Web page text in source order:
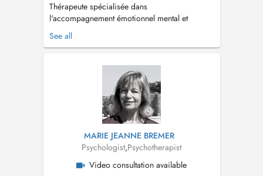
Thérapeute spécialisée dans
l'accompagnement émotionnel mental et
physique, mon objectif est d'aider chaque
personne à retrouver un équilibre intérieur et à
Chaque accompagnement est personnalisé
selon vos besoins, pour vous permettre de
See all
MARIE JEANNE BREMER
Psychologist,Psychotherapist
Video consultation available